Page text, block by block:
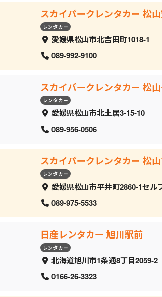
スカイパークレンタカー 松
レンタカー
愛媛県松山市北吉田町1018-1
089-992-9100
スカイパークレンタカー 松
レンタカー
愛媛県松山市北土居3-15-10
089-956-0506
スカイパークレンタカー 松
レンタカー
愛媛県松山市平井町2860-1セル
089-975-5533
日産レンタカー 旭川駅前
レンタカー
北海道旭川市1条通8丁目2059‐2
0166-26-3323